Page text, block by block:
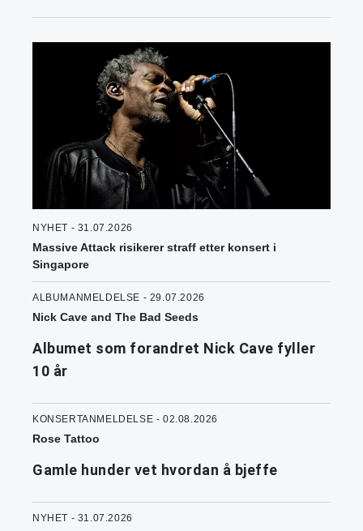
NYHET - 31.07.2026
Massive Attack risikerer straff etter konsert i
Singapore
ALBUMANMELDELSE - 29.07.2026
Nick Cave and The Bad Seeds
Albumet som forandret Nick Cave fyller
10 år
KONSERTANMELDELSE - 02.08.2026
Rose Tattoo
Gamle hunder vet hvordan å bjeffe
NYHET - 31.07.2026